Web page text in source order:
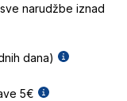
narudžbe iznad
dana)
5€